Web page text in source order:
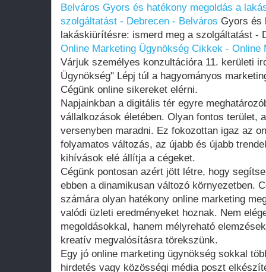
Belváros Gyors és hatékony megoldás a
szolgáltatást - Debrecen - Belváros Gyors és
lakáskiürítésre: ismerd meg a szolgáltatást -
Online Marketing Ügynökség Cikkek - Online
Várjuk személyes konzultációra 11. kerületi
Ügynökség" Lépj túl a hagyományos
Cégünk online sikereket elérni.
Napjainkban a digitális tér egyre
vállalkozások életében. Olyan fontos terület,
versenyben maradni. Ez fokozottan igaz az
folyamatos változás, az újabb és újabb
kihívások elé állítja a cégeket.
Cégünk pontosan azért jött létre, hogy
ebben a dinamikusan változó környezetben.
számára olyan hatékony online marketing
valódi üzleti eredményeket hoznak. Nem
megoldásokkal, hanem mélyreható
kreatív megvalósításra törekszünk.
Egy jó online marketing ügynökség sokkal
hirdetés vagy közösségi média poszt